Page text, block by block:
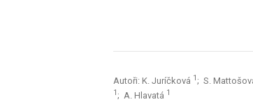
Autoři: K. Juríčková 1 ; S.
1 ; A. Hlavatá 1